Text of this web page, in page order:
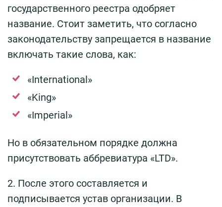
государственного реестра одобряет
название. Стоит заметить, что согласно
законодательству запрещается в название
включать такие слова, как:
«International»
«King»
«Imperial»
Но в обязательном порядке должна
присутствовать аббревиатура «LTD».
2. После этого составляется и
подписывается устав организации. В